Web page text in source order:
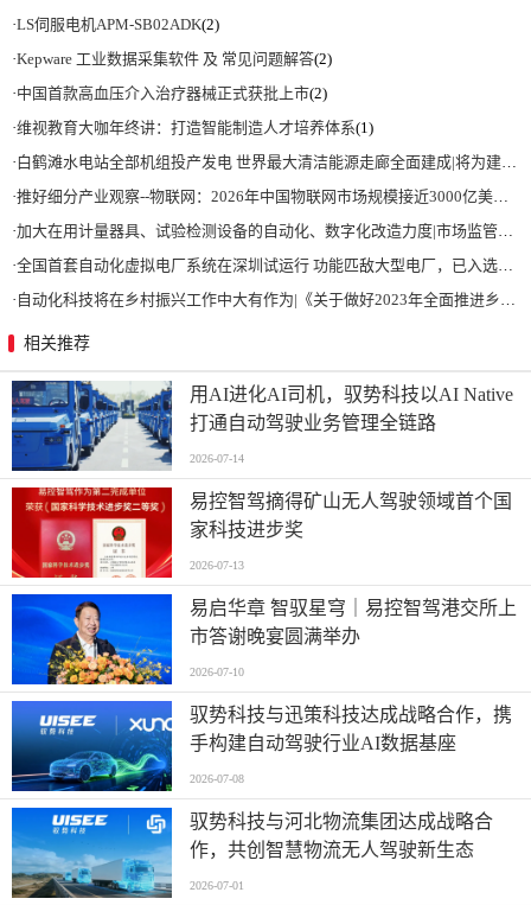
·LS伺服电机APM-SB02ADK(2)
·Kepware 工业数据采集软件 及 常见问题解答(2)
·中国首款高血压介入治疗器械正式获批上市(2)
·维视教育大咖年终讲：打造智能制造人才培养体系(1)
·白鹤滩水电站全部机组投产发电 世界最大清洁能源走廊全面建成|将为建设新型能源体系、保障国家能源安全、实现“双碳”目标提供有力支撑
·推好细分产业观察--物联网：2026年中国物联网市场规模接近3000亿美元 智慧工厂、智慧城市、智慧电网等将占60%以上
·加大在用计量器具、试验检测设备的自动化、数字化改造力度|市场监管总局 工业和信息化部 关于促进企业计量能力提升的指导意见
·全国首套自动化虚拟电厂系统在深圳试运行 功能匹敌大型电厂，已入选国际典型案例
· 自动化科技将在乡村振兴工作中大有作为|《关于做好2023年全面推进乡村振兴重点工作的意见》发布
相关推荐
用AI进化AI司机，驭势科技以AI Native
打通自动驾驶业务管理全链路
2026-07-14
易控智驾摘得矿山无人驾驶领域首个国
家科技进步奖
2026-07-13
易启华章 智驭星穹｜易控智驾港交所上
市答谢晚宴圆满举办
2026-07-10
驭势科技与迅策科技达成战略合作，携
手构建自动驾驶行业AI数据基座
2026-07-08
驭势科技与河北物流集团达成战略合
作，共创智慧物流无人驾驶新生态
2026-07-01